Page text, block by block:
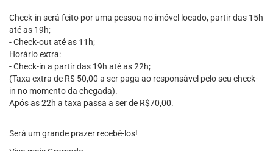
Check-in será feito por uma pessoa no imóvel locado, partir das 15h
até as 19h;
- Check-out até as 11h;
Horário extra:
- Check-in a partir das 19h até as 22h;
(Taxa extra de R$ 50,00 a ser paga ao responsável pelo seu check-
in no momento da chegada).
Após as 22h a taxa passa a ser de R$70,00.
Será um grande prazer recebê-los!